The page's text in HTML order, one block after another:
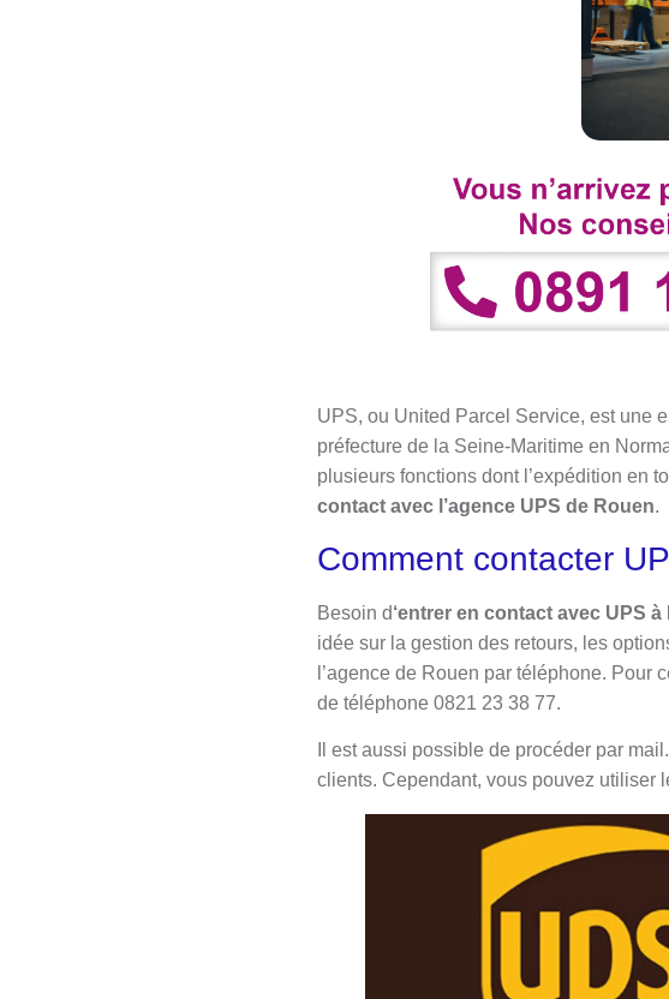
UPS, ou United Parcel Service, est une
préfecture de la Seine-Maritime en
plusieurs fonctions dont l’expédition en
contact avec l’agence UPS de Rouen.
Comment contacter
Besoin d‘entrer en contact avec UPS à
idée sur la gestion des retours, les
l’agence de Rouen par téléphone. Pour
de téléphone 0821 23 38 77.
Il est aussi possible de procéder par
clients. Cependant, vous pouvez utiliser